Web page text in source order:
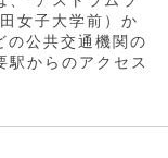
女子大学前）か
の公共交通機関の
駅からのアクセス